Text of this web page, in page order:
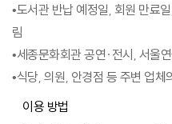
•도서관 반납 예정일, 회원 만료
림
•세종문화회관 공연·전시, 서울
•식당, 의원, 안경점 등 주변 업체
이용 방법